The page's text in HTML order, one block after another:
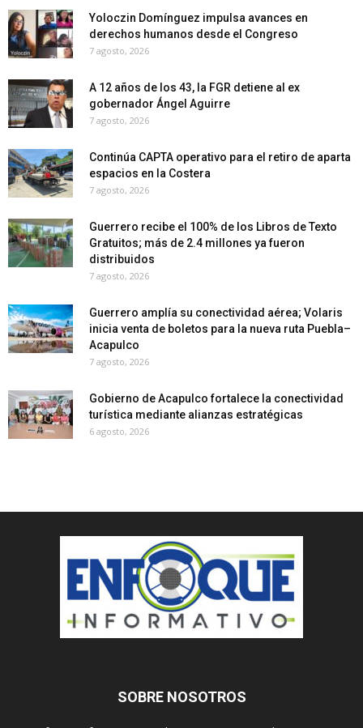
Yoloczin Domínguez impulsa avances en
derechos humanos desde el Congreso
7 agosto, 2026
A 12 años de los 43, la FGR detiene al ex
gobernador Ángel Aguirre
7 agosto, 2026
Continúa CAPTA operativo para el retiro de aparta
espacios en la Costera
7 agosto, 2026
Guerrero recibe el 100% de los Libros de Texto
Gratuitos; más de 2.4 millones ya fueron
distribuidos
7 agosto, 2026
Guerrero amplía su conectividad aérea; Volaris
inicia venta de boletos para la nueva ruta Puebla–
Acapulco
7 agosto, 2026
Gobierno de Acapulco fortalece la conectividad
turística mediante alianzas estratégicas
6 agosto, 2026
SOBRE NOSOTROS